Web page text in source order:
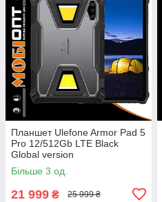
Планшет Ulefone Armor Pad 5
Pro 12/512Gb LTE Black
Global version
Більше 3 од.
21 999 ₴ 25 999 ₴